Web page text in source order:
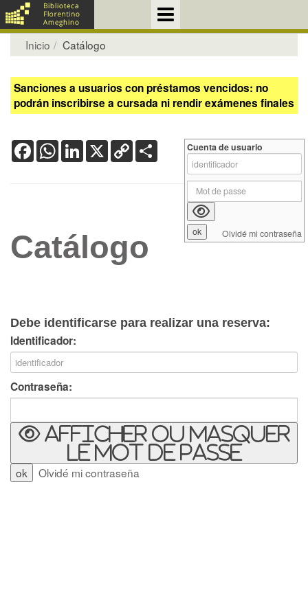
Inicio Catálogo
Sanciones a usuarios con préstamos vencidos: no
podrán inscribirse a cursada ni rendir exámenes finales
FacebookWhatsApp
LinkedIn
X Copy
Link
Catálogo
Debe identificarse para realizar una reserva:
Identificador:
Contraseña:
Afficher ou masquer
le mot de passe
Olvidé mi contraseña
Cuenta de usuario
Olvidé mi contraseña